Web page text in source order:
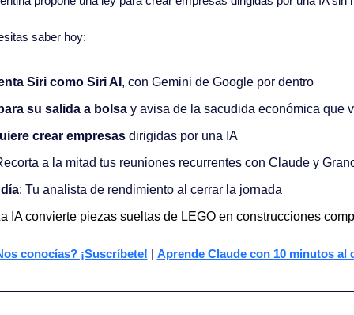
saber hoy:
Siri como Siri AI , con Gemini de Google por dentro
su salida a bolsa y avisa de la sacudida económica que
crear empresas dirigidas por una IA
a la mitad tus reuniones recurrentes con Claude y
: Tu analista de rendimiento al cerrar la jornada
IA convierte piezas sueltas de LEGO en construcciones
conocías? ¡Suscríbete! | Aprende Claude con 10 minutos al